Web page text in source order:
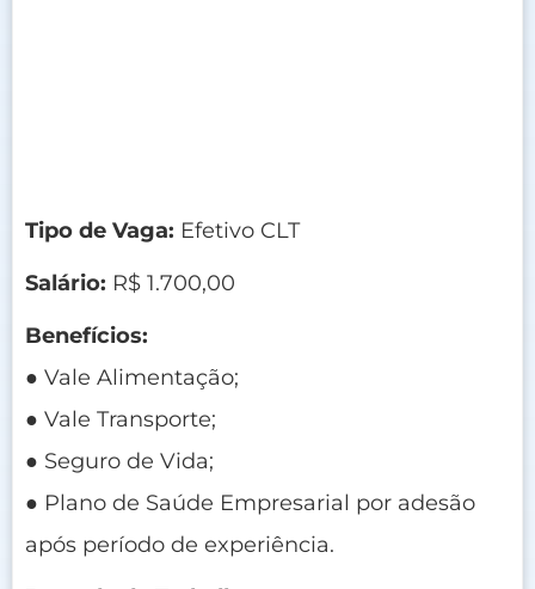
Tipo de Vaga: Efetivo CLT
Salário: R$ 1.700,00
Benefícios:
● Vale Alimentação;
● Vale Transporte;
● Seguro de Vida;
● Plano de Saúde Empresarial por adesão
após período de experiência.